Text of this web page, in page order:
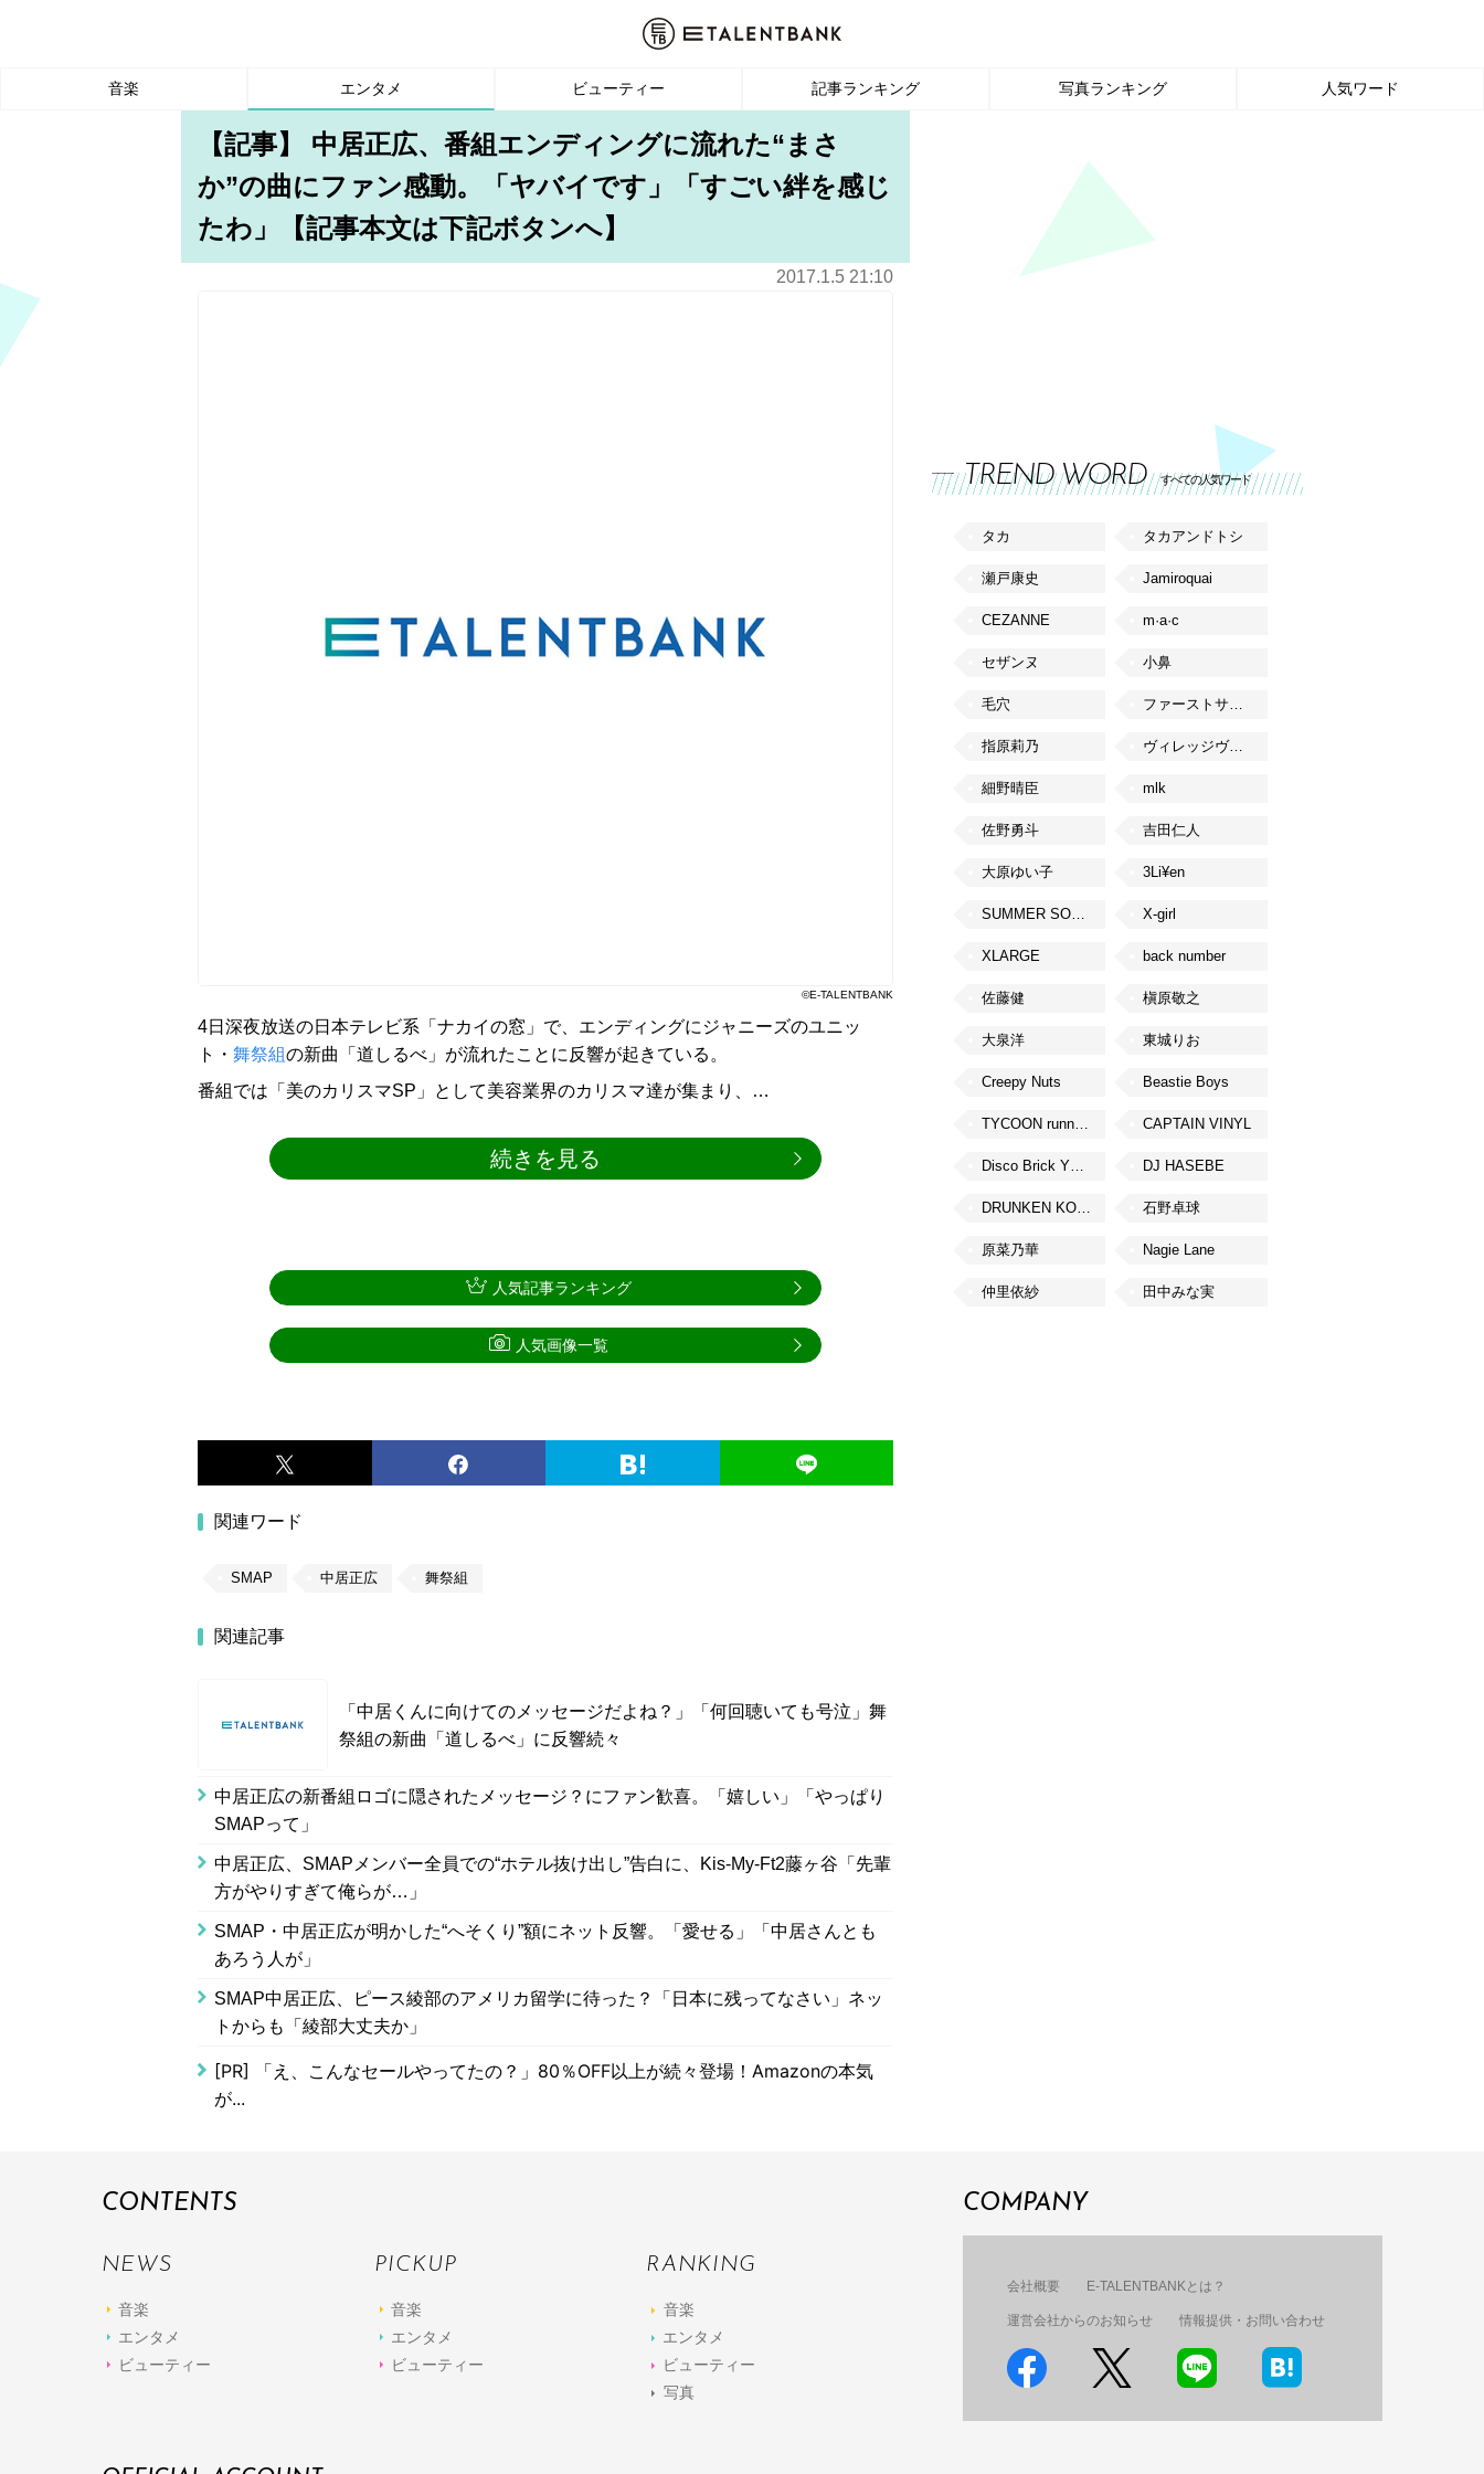
音楽 エンタメ ビューティー 記事ランキング 写真ランキング 人気ワード
【記事】 中居正広、番組エンディングに流れた“まさ
か”の曲にファン感動。「ヤバイです」「すごい絆を感じ
たわ」【記事本文は下記ボタンへ】
2017.1.5 21:10
©E-TALENTBANK
4日深夜放送の日本テレビ系「ナカイの窓」で、エンディングにジャニーズのユニッ
ト・ 舞祭組の新曲「道しるべ」が流れたことに反響が起きている。
番組では「美のカリスマSP」として美容業界のカリスマ達が集まり、…
続きを見る
関連ワード
SMAP 中居正広 舞祭組
関連記事
「中居くんに向けてのメッセージだよね？」「何回聴いても号泣」舞
祭組の新曲「道しるべ」に反響続々
中居正広の新番組ロゴに隠されたメッセージ？にファン歓喜。「嬉しい」「やっぱり
SMAPって」
中居正広、SMAPメンバー全員での“ホテル抜け出し”告白に、Kis-My-Ft2藤ヶ谷「先輩
方がやりすぎて俺らが…」
SMAP・中居正広が明かした“へそくり”額にネット反響。「愛せる」「中居さんとも
あろう人が」
SMAP中居正広、ピース綾部のアメリカ留学に待った？「日本に残ってなさい」ネッ
トからも「綾部大丈夫か」
[PR]
「え、こんなセールやってたの？」80％OFF以上が続々登場！Amazonの本気
が...
人気記事ランキング
人気画像一覧
TREND WORD すべての人気ワード
タカ タカアンドトシ
瀬戸康史 Jamiroquai
CEZANNE m·a·c
セザンヌ 小鼻
毛穴 ファーストサマーウイカ
指原莉乃 ヴィレッジヴァンガード
細野晴臣 mlk
佐野勇斗 吉田仁人
大原ゆい子 3Li¥en
SUMMER SONIC X-girl
XLARGE back number
佐藤健 槇原敬之
大泉洋 東城りお
Creepy Nuts Beastie Boys
TYCOON running CAPTAIN VINYL
Disco Brick YOKOHAMA DJ HASEBE
DRUNKEN KONG 石野卓球
原菜乃華 Nagie Lane
仲里依紗 田中みな実
CONTENTS
NEWS
音楽
エンタメ
ビューティー
PICKUP
音楽
エンタメ
ビューティー
RANKING
音楽
エンタメ
ビューティー
写真
COMPANY
会社概要 E-TALENTBANKとは？
運営会社からのお知らせ 情報提供・お問い合わせ